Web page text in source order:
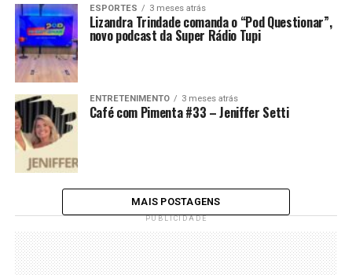
ESPORTES 3 meses atrás
Lizandra Trindade comanda o “Pod Questionar”,
novo podcast da Super Rádio Tupi
ENTRETENIMENTO 3 meses atrás
Café com Pimenta #33 – Jeniffer Setti
MAIS POSTAGENS
PUBLICIDADE